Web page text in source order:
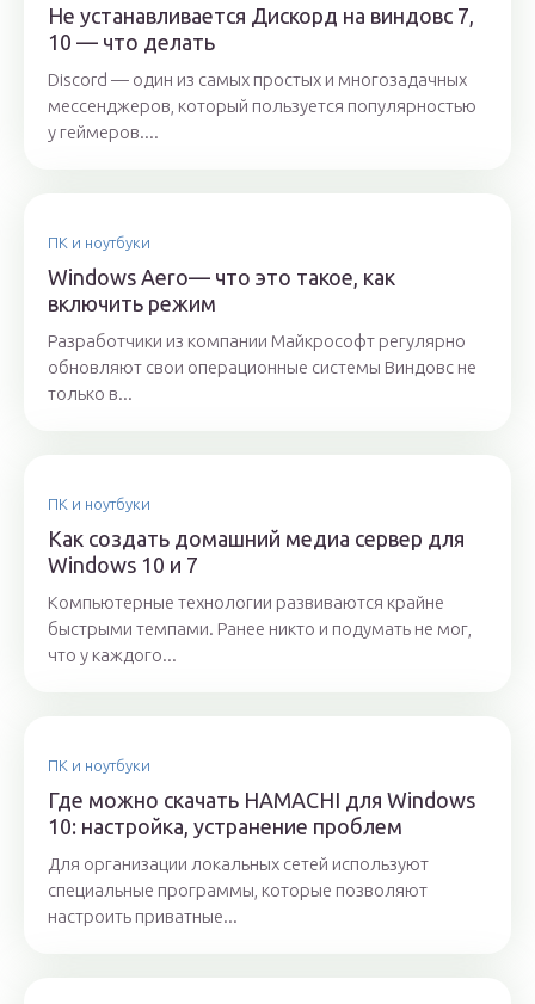
Не устанавливается Дискорд на виндовс 7,
10 — что делать
Discord — один из самых простых и многозадачных
мессенджеров, который пользуется популярностью
у геймеров....
ПК и ноутбуки
Windows Aero— что это такое, как
включить режим
Разработчики из компании Майкрософт регулярно
обновляют свои операционные системы Виндовс не
только в...
ПК и ноутбуки
Как создать домашний медиа сервер для
Windows 10 и 7
Компьютерные технологии развиваются крайне
быстрыми темпами. Ранее никто и подумать не мог,
что у каждого...
ПК и ноутбуки
Где можно скачать HAMACHI для Windows
10: настройка, устранение проблем
Для организации локальных сетей используют
специальные программы, которые позволяют
настроить приватные...